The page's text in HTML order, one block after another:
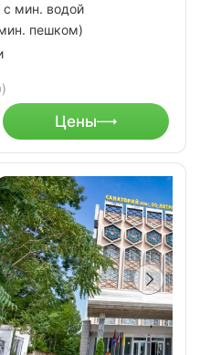
с мин. водой
пешком)
Цены